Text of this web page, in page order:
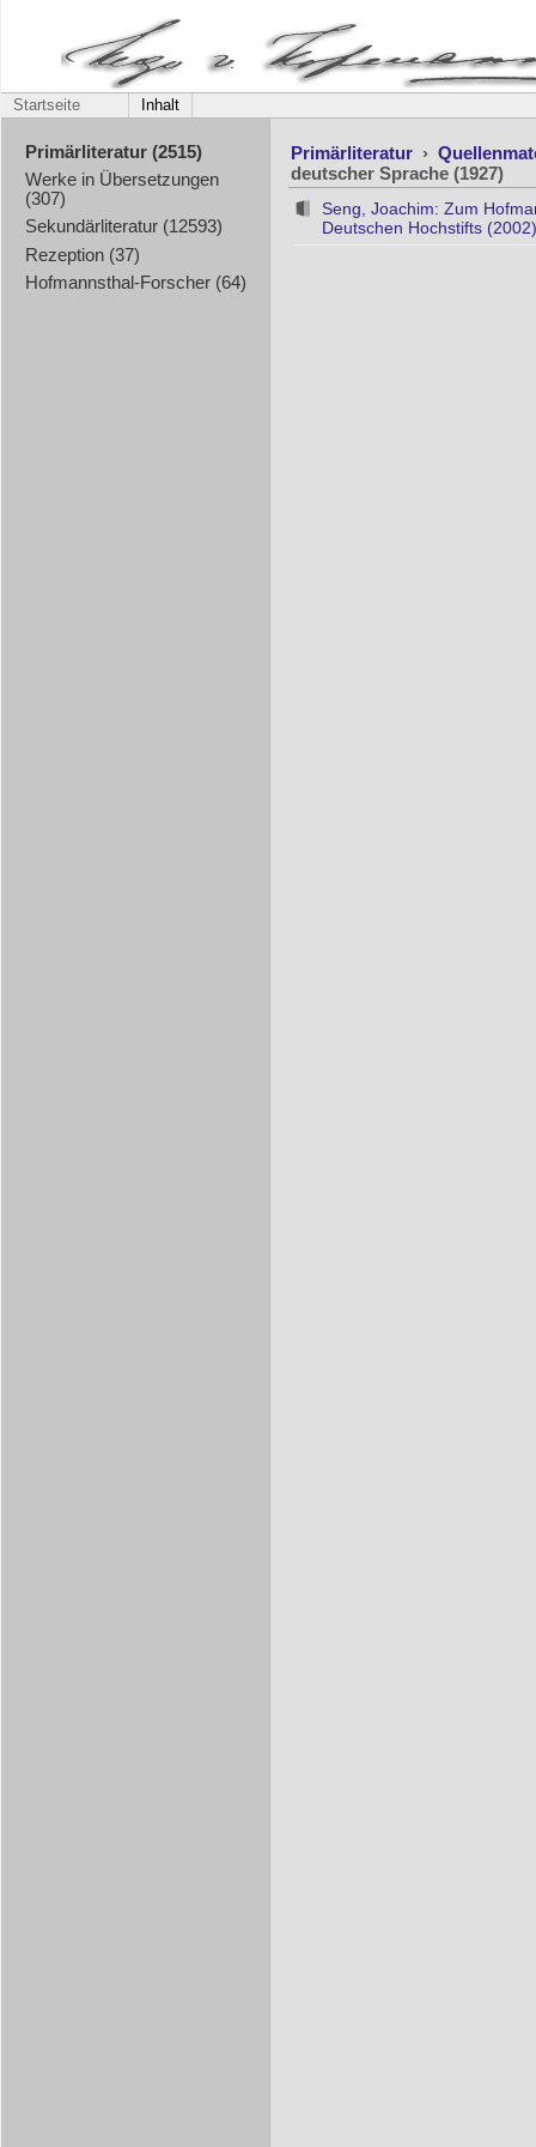
Startseite Inhalt
Primärliteratur (2515)
Werke in Übersetzungen
(307)
Sekundärliteratur (12593)
Rezeption (37)
Hofmannsthal-Forscher (64)
Primärliteratur ›
deutscher Sprache (1927)
Seng, Joachim: Zum
Deutschen Hochstifts